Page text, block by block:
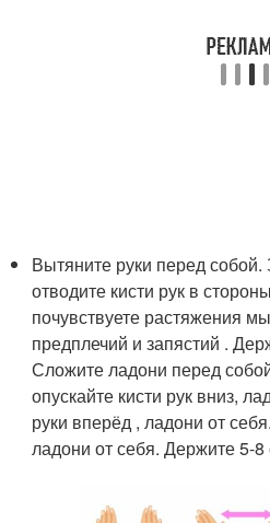
Вытяните руки перед
отводите кисти рук в
почувствуете растяжения
предплечий и запястий .
Сложите ладони перед
опускайте кисти рук вниз,
руки вперёд , ладони от
ладони от себя. Держите 5-8